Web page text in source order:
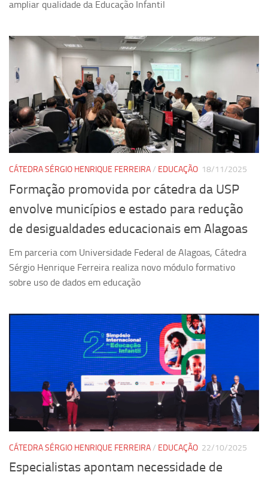
ampliar qualidade da Educação Infantil
CÁTEDRA SÉRGIO HENRIQUE FERREIRA/ EDUCAÇÃO 18/11/2025
Formação promovida por cátedra da USP
envolve municípios e estado para redução
de desigualdades educacionais em Alagoas
Em parceria com Universidade Federal de Alagoas, Cátedra
Sérgio Henrique Ferreira realiza novo módulo formativo
sobre uso de dados em educação
CÁTEDRA SÉRGIO HENRIQUE FERREIRA/ EDUCAÇÃO 22/10/2025
Especialistas apontam necessidade de